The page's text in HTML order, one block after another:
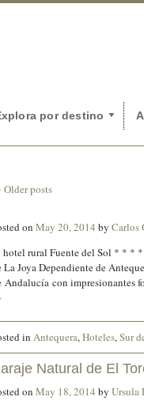
por destino
Older posts
on May 20, 2014 by Carlos
hotel rural Fuente del Sol * * *
La Joya Dependiente de
Andalucía con impresionantes
in Antequera, Hoteles, Sur
Natural de El
on May 18, 2014 by Ursula